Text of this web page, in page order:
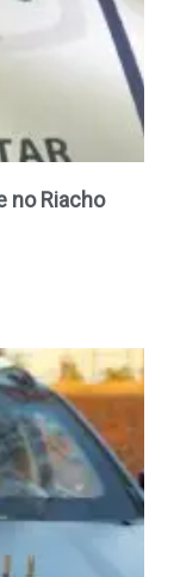
no Riacho